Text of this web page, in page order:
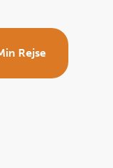
Rejse